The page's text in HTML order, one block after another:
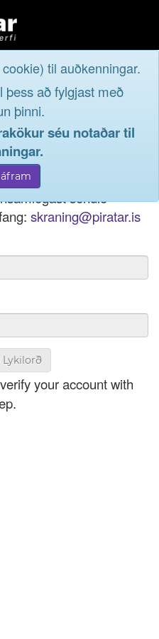
til auðkenningar.
þess að fylgjast með
þinni.
séu notaðar til
þátt í
þínu, þá má einnig
innskráningar.
sendið
skraning@piratar.is
Lykilorð
your account with